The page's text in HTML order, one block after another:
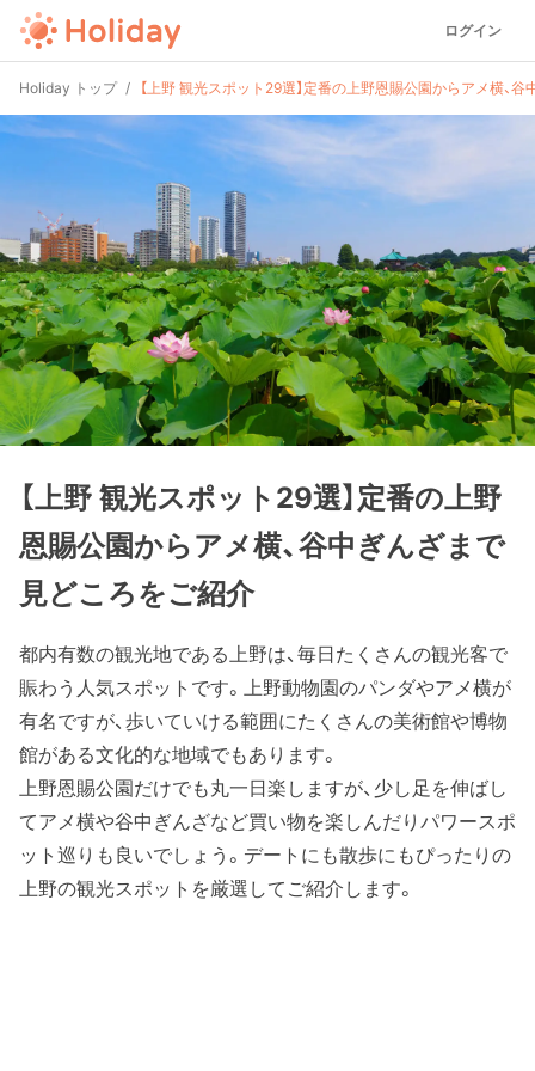
ログイン
Holiday トップ 【上野 観光スポット29選】定番の上野恩賜公園からアメ横、
【上野 観光スポット29選】定番の上野
恩賜公園からアメ横、谷中ぎんざまで
見どころをご紹介
都内有数の観光地である上野は、毎日たくさんの観光客で
賑わう人気スポットです。上野動物園のパンダやアメ横が
有名ですが、歩いていける範囲にたくさんの美術館や博物
館がある文化的な地域でもあります。
上野恩賜公園だけでも丸一日楽しますが、少し足を伸ばし
てアメ横や谷中ぎんざなど買い物を楽しんだりパワースポ
ット巡りも良いでしょう。デートにも散歩にもぴったりの
上野の観光スポットを厳選してご紹介します。